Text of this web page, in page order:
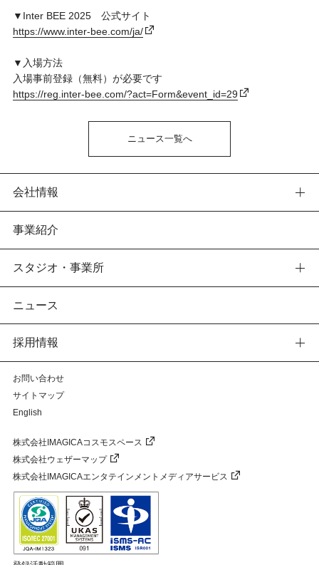
▼Inter BEE 2025 公式サイト
https://www.inter-bee.com/ja/
▼入場方法
入場事前登録（無料）が必要です
https://reg.inter-bee.com/?act=Form&event_id=29
ニュース一覧へ
会社情報
事業紹介
スタジオ・事業所
ニュース
採用情報
お問い合わせ
サイトマップ
English
株式会社IMAGICAコスモスペース
株式会社ウェザーマップ
株式会社IMAGICAエンタテインメントメディアサービス